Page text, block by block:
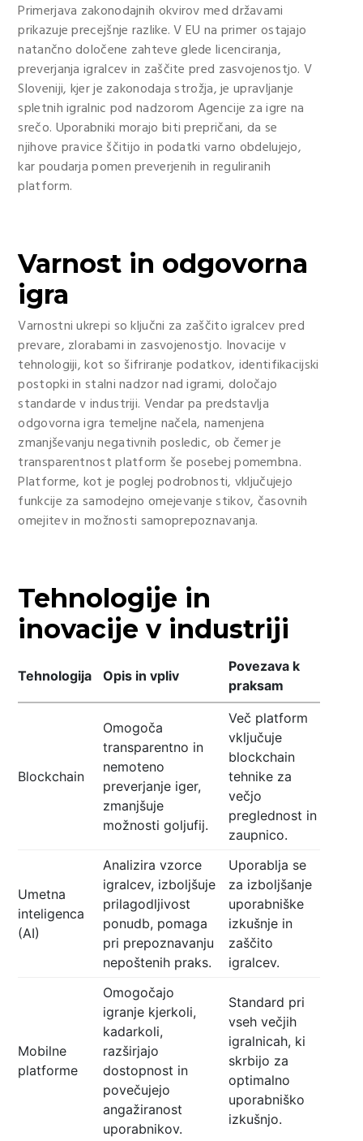
Primerjava zakonodajnih okvirov med državami
prikazuje precejšnje razlike. V EU na primer ostajajo
natančno določene zahteve glede licenciranja,
preverjanja igralcev in zaščite pred zasvojenostjo. V
Sloveniji, kjer je zakonodaja strožja, je upravljanje
spletnih igralnic pod nadzorom Agencije za igre na
srečo. Uporabniki morajo biti prepričani, da se
njihove pravice ščitijo in podatki varno obdelujejo,
kar poudarja pomen preverjenih in reguliranih
platform.
Varnost in odgovorna
igra
Varnostni ukrepi so ključni za zaščito igralcev pred
prevare, zlorabami in zasvojenostjo. Inovacije v
tehnologiji, kot so šifriranje podatkov, identifikacijski
postopki in stalni nadzor nad igrami, določajo
standarde v industriji. Vendar pa predstavlja
odgovorna igra temeljne načela, namenjena
zmanjševanju negativnih posledic, ob čemer je
transparentnost platform še posebej pomembna.
Platforme, kot je poglej podrobnosti, vključujejo
funkcije za samodejno omejevanje stikov, časovnih
omejitev in možnosti samoprepoznavanja.
Tehnologije in
inovacije v industriji
Tehnologija Opis in vpliv
Povezava k
praksam
Blockchain
Omogoča
transparentno in
nemoteno
preverjanje iger,
zmanjšuje
možnosti goljufij.
Več platform
vključuje
blockchain
tehnike za
večjo
preglednost in
zaupnico.
Umetna
inteligenca
(AI)
Analizira vzorce
igralcev, izboljšuje
prilagodljivost
ponudb, pomaga
pri prepoznavanju
nepoštenih praks.
Uporablja se
za izboljšanje
uporabniške
izkušnje in
zaščito
igralcev.
Mobilne
platforme
Omogočajo
igranje kjerkoli,
kadarkoli,
razširjajo
dostopnost in
povečujejo
angažiranost
uporabnikov.
Standard pri
vseh večjih
igralnicah, ki
skrbijo za
optimalno
uporabniško
izkušnjo.